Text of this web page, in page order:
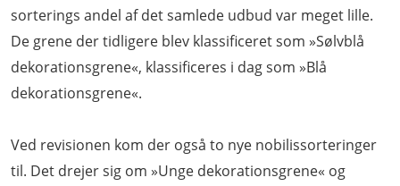
sorterings andel af det samlede udbud var meget lille.
De grene der tidligere blev klassificeret som »Sølvblå
dekorationsgrene«, klassificeres i dag som »Blå
dekorationsgrene«.
Ved revisionen kom der også to nye nobilissorteringer
til. Det drejer sig om »Unge dekorationsgrene« og